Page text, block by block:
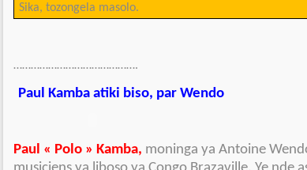
Sika, tozongela masolo.
…………………………………….
Paul Kamba atiki biso, par Wendo
Paul « Polo » Kamba, moninga ya Antoine